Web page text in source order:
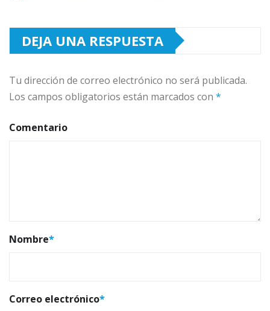
DEJA UNA RESPUESTA
Tu dirección de correo electrónico no será publicada.
Los campos obligatorios están marcados con *
Comentario
Nombre*
Correo electrónico*